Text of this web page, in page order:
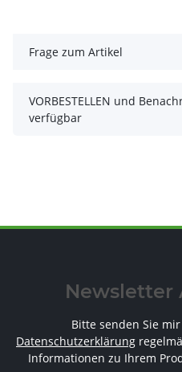
Frage zum Artikel
VORBESTELLEN und
verfügbar
Newsletter
Bitte senden Sie
Datenschutzerklärung
Informationen zu Ihrem